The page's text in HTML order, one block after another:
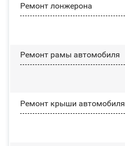
Ремонт лонжерона
Ремонт рамы автомобиля
Ремонт крыши автомобиля